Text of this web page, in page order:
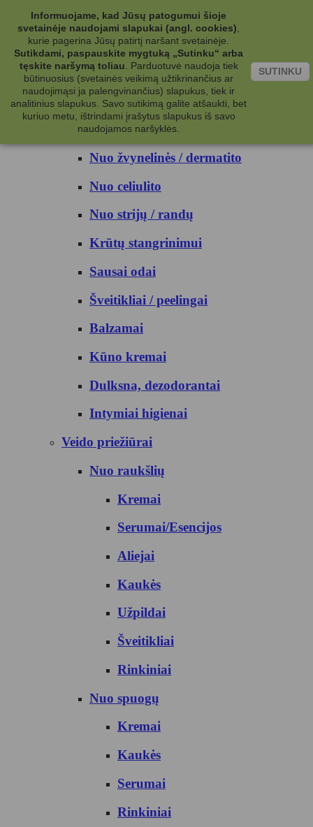
Kategorijos
Kosmetika
Kūno priežiūrai
Nuo prakaito
Kūno prausikliai
Nuo žvynelinės / dermatito
Nuo celiulito
Nuo strijų / randų
Krūtų stangrinimui
Sausai odai
Šveitikliai / peelingai
Balzamai
Kūno kremai
Dulksna, dezodorantai
Intymiai higienai
Veido priežiūrai
Nuo raukšlių
Kremai
Serumai/Esencijos
Aliejai
Kaukės
Užpildai
Šveitikliai
Rinkiniai
Nuo spuogų
Kremai
Kaukės
Serumai
Rinkiniai
Informuojame, kad Jūsų patogumui šioje
svetainėje naudojami slapukai (angl. cookies)
kurie pagerina Jūsų patirtį naršant svetainėje.
Sutikdami, paspauskite mygtuką „Sutinku“ arba
tęskite naršymą toliau
Parduotuvė naudoja tiek
būtinuosius (svetainės veikimą užtikrinančius ar
naudojimąsi ja palengvinančius) slapukus, tiek ir
analitinius slapukus. Savo sutikimą galite atšaukti, bet
kuriuo metu, ištrindami įrašytus slapukus iš savo
naudojamos naršyklės.
SUTINKU